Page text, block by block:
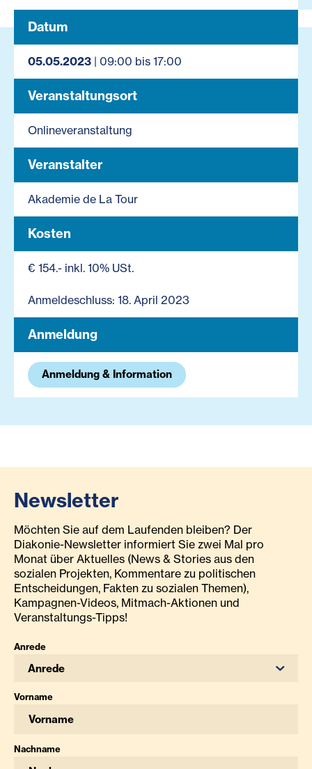
Datum
05.05.2023 | 09:00 bis 17:00
Veranstaltungsort
Onlineveranstaltung
Veranstalter
Akademie de La Tour
Kosten
€ 154.- inkl. 10% USt.
Anmeldeschluss: 18. April 2023
Anmeldung
Anmeldung & Information
Newsletter
Möchten Sie auf dem Laufenden bleiben? Der
Diakonie-Newsletter informiert Sie zwei Mal pro
Monat über Aktuelles (News & Stories aus den
sozialen Projekten, Kommentare zu politischen
Entscheidungen, Fakten zu sozialen Themen),
Kampagnen-Videos, Mitmach-Aktionen und
Veranstaltungs-Tipps!
Anrede
Anrede
Vorname
Nachname